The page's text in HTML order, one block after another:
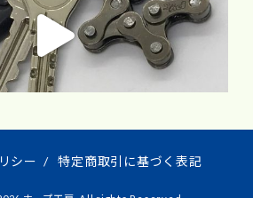
シー / 特定商取引に基づく表記